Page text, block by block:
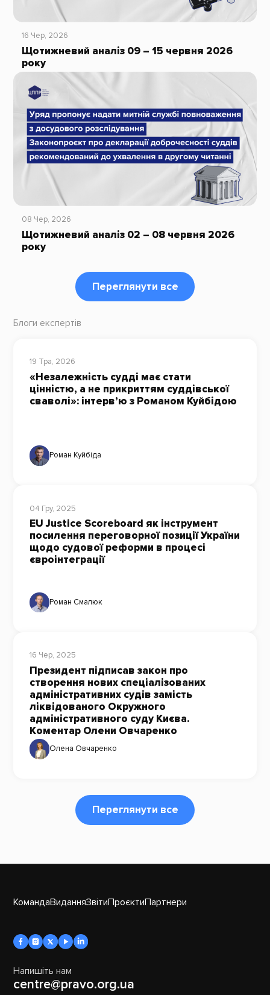
16 Чер, 2026
Щотижневий аналіз 09 – 15 червня 2026
року
08 Чер, 2026
Щотижневий аналіз 02 – 08 червня 2026
року
Переглянути все
Блоги експертів
19 Тра, 2026
«Незалежність судді має стати
цінністю, а не прикриттям суддівської
сваволі»: інтерв’ю з Романом Куйбідою
Роман Куйбіда
04 Гру, 2025
EU Justice Scoreboard як інструмент
посилення переговорної позиції України
щодо судової реформи в процесі
євроінтеграції
Роман Смалюк
16 Чер, 2025
Президент підписав закон про
створення нових спеціалізованих
адміністративних судів замість
ліквідованого Окружного
адміністративного суду Києва.
Коментар Олени Овчаренко
Олена Овчаренко
Переглянути все
КомандаВиданняЗвітиПроєктиПартнери
Напишіть нам
centre@pravo.org.ua